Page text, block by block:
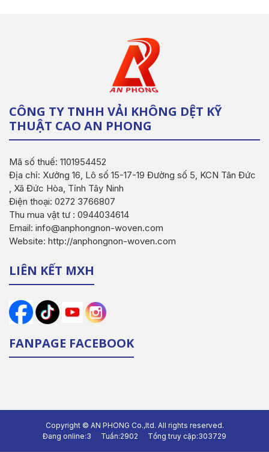
CÔNG TY TNHH VẢI KHÔNG DỆT KỸ
THUẬT CAO AN PHONG
Mã số thuế: 1101954452
Địa chỉ: Xưởng 16, Lô số 15-17-19 Đường số 5, KCN Tân Đức
, Xã Đức Hòa, Tỉnh Tây Ninh
Điện thoại: 0272 3766807
Thu mua vật tư : 0944034614
Email: info@anphongnon-woven.com
Website: http://anphongnon-woven.com
LIÊN KẾT MXH
FANPAGE FACEBOOK
Copyright © AN PHONG Co.,ltd. All rights reserved.
Đang online:3 Tuần:2902 Tổng truy cập:303729